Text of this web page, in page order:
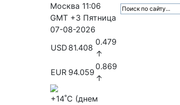
Москва 11:06
GMT +3 Пятница
07-08-2026
USD 81.408
0.479
↑
EUR 94.059
0.869
↑
+14˚C (днем